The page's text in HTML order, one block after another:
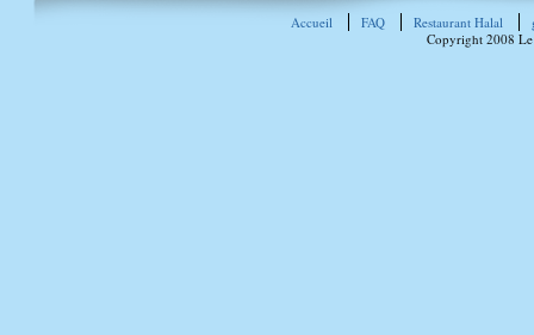
Accueil FAQ Restaurant Halal
Copyright 2008